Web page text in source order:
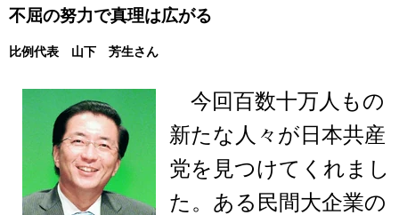
不屈の努力で真理は広がる
比例代表 山下 芳生さん
今回百数十万人もの
新たな人々が日本共産
党を見つけてくれまし
た。ある民間大企業の